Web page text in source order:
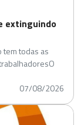
extinguindo
tem todas as
07/08/2026